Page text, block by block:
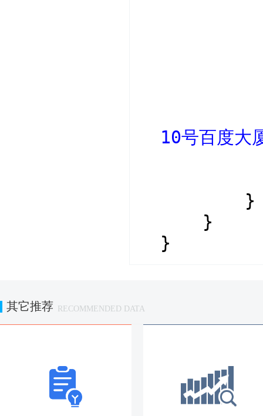
10号百度大
}
}
}
其它推荐 RECOMMENDED DATA